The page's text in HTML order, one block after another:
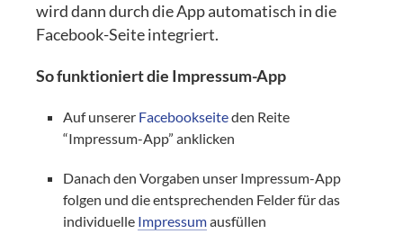
wird dann durch die App automatisch in die
Facebook-Seite integriert.
So funktioniert die Impressum-App
Auf unserer Facebookseiteden Reite
“Impressum-App” anklicken
Danach den Vorgaben unser Impressum-App
folgen und die entsprechenden Felder für das
individuelle Impressumausfüllen